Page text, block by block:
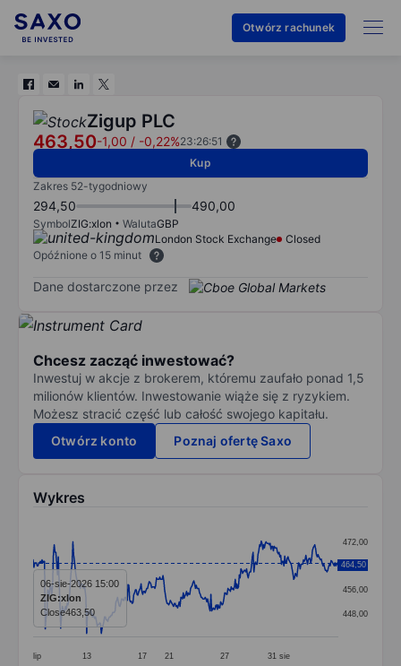
Otwórz rachunek
Zigup PLC
463,50-1,00 / -0,22%23:26:51
Kup
Zakres 52-tygodniowy
294,50 490,00
SymbolZIG:xlon WalutaGBP
London Stock Exchange
Closed
Opóźnione o 15 minut
Dane dostarczone przez
Chcesz zacząć inwestować?
Inwestuj w akcje z brokerem, któremu zaufało ponad 1,5
milionów klientów. Inwestowanie wiąże się z ryzykiem.
Możesz stracić część lub całość swojego kapitału.
Otwórz konto
Poznaj ofertę Saxo
Wykres
Line chart with 377 data points.
The chart has 1 X axis displaying categories.
The chart has 1 Y axis displaying values. Data
lip 13 17 21 27 31 sie
448,00
456,00
464,00
472,00
464,50
06-sie-2026 15:00
ZIG:xlon
Close463,50